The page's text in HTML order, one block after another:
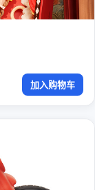
加入购物车